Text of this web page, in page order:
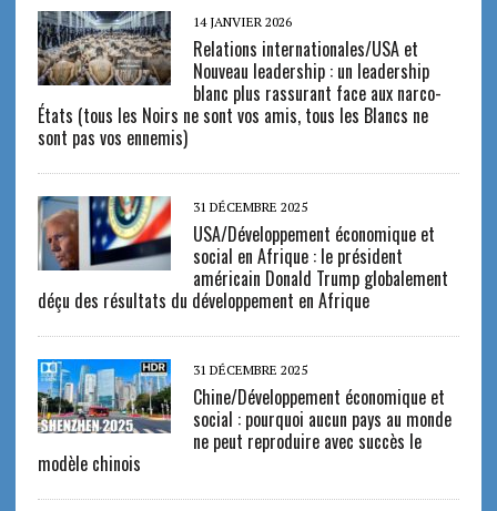
14 JANVIER 2026
Relations internationales/USA et
Nouveau leadership : un leadership
blanc plus rassurant face aux narco-
États (tous les Noirs ne sont vos amis, tous les Blancs ne
sont pas vos ennemis)
31 DÉCEMBRE 2025
USA/Développement économique et
social en Afrique : le président
américain Donald Trump globalement
déçu des résultats du développement en Afrique
31 DÉCEMBRE 2025
Chine/Développement économique et
social : pourquoi aucun pays au monde
ne peut reproduire avec succès le
modèle chinois